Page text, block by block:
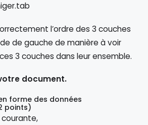
l’ordre des 3 couches
de gauche de manière à voir
3 couches dans leur ensemble.
document.
forme des données
points)